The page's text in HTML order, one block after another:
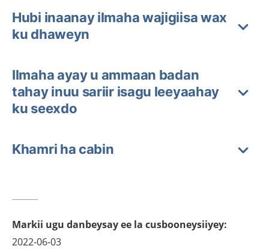
Hubi inaanay ilmaha wajigiisa wax
ku dhaweyn
Ilmaha ayay u ammaan badan
tahay inuu sariir isagu leeyaahay
ku seexdo
Khamri ha cabin
Markii ugu danbeysay ee la cusbooneysiiyey:
2022-06-03